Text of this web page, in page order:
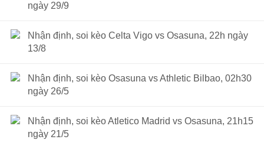
ngày 29/9
Nhận định, soi kèo Celta Vigo vs Osasuna, 22h ngày
13/8
Nhận định, soi kèo Osasuna vs Athletic Bilbao, 02h30
ngày 26/5
Nhận định, soi kèo Atletico Madrid vs Osasuna, 21h15
ngày 21/5